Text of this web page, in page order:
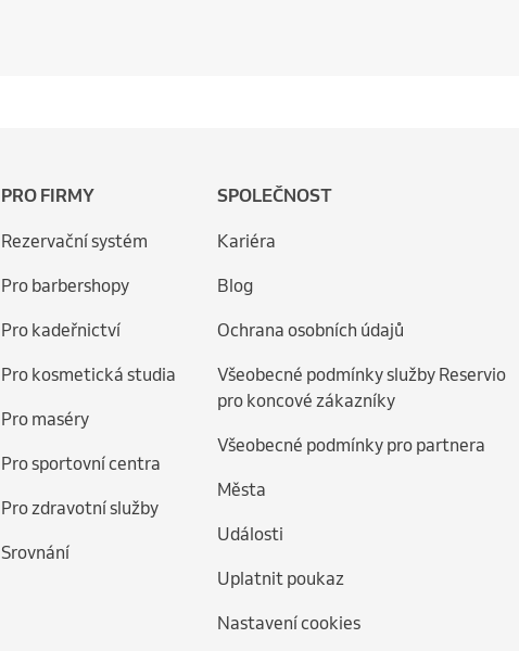
PRO FIRMY
Rezervační systém
Pro barbershopy
Pro kadeřnictví
Pro kosmetická studia
Pro maséry
Pro sportovní centra
Pro zdravotní služby
Srovnání
SPOLEČNOST
Kariéra
Blog
Ochrana osobních údajů
Všeobecné podmínky služby Reservio
pro koncové zákazníky
Všeobecné podmínky pro partnera
Města
Události
Uplatnit poukaz
Nastavení cookies